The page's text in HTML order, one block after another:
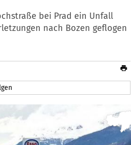
bei Prad ein Unfall
nach Bozen geflogen